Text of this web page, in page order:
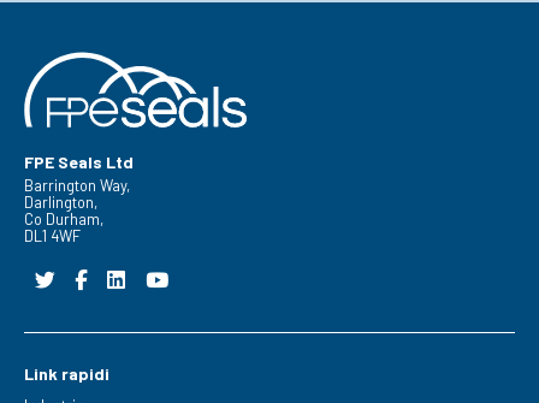
FPE Seals Ltd
Barrington Way,
Darlington,
Co Durham,
DL1 4WF
Link rapidi